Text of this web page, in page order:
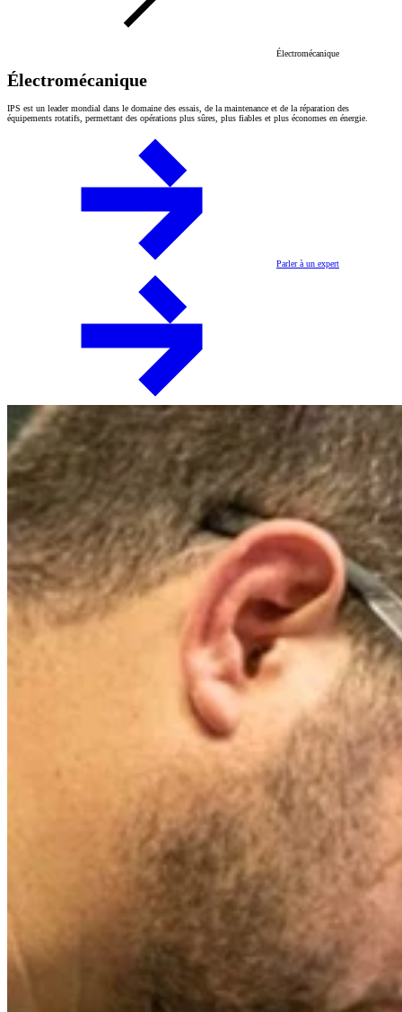
Électromécanique
Électromécanique
IPS est un leader mondial dans le domaine des essais, de la maintenance et de la réparation des
équipements rotatifs, permettant des opérations plus sûres, plus fiables et plus économes en énergie.
Parler à un expert